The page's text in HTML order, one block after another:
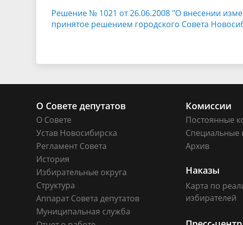
Решение № 1021 от 26.06.2008 "О внесении
принятое решением городского Совета
О Совете депутатов
О Совете
Устав Новосибирска
Регламент Совета
История
Избирательные округа
Структура
Аппарат Совета депутатов
Муниципальная служба
Комиссии
Постоянные
Специальные
Архив
Наказы
Карта по
избирателей